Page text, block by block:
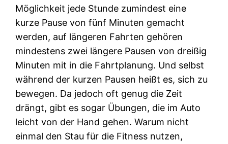
Möglichkeit jede Stunde zumindest eine
kurze Pause von fünf Minuten gemacht
werden, auf längeren Fahrten gehören
mindestens zwei längere Pausen von dreißig
Minuten mit in die Fahrtplanung. Und selbst
während der kurzen Pausen heißt es, sich zu
bewegen. Da jedoch oft genug die Zeit
drängt, gibt es sogar Übungen, die im Auto
leicht von der Hand gehen. Warum nicht
einmal den Stau für die Fitness nutzen,